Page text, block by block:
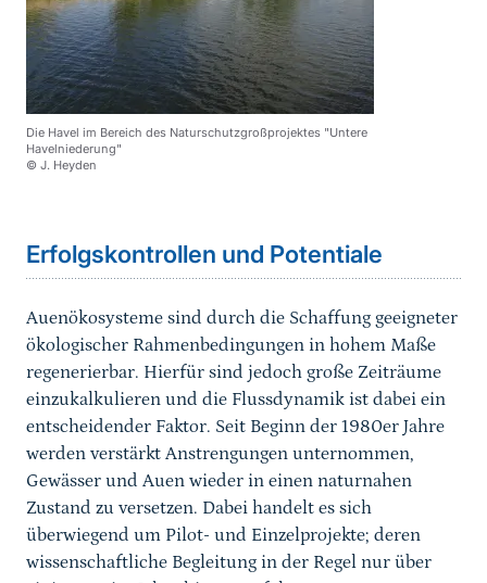
Die Havel im Bereich des Naturschutzgroßprojektes "Untere
Havelniederung"
© J. Heyden
Erfolgskontrollen und Potentiale
Auenökosysteme sind durch die Schaffung geeigneter
ökologischer Rahmenbedingungen in hohem Maße
regenerierbar. Hierfür sind jedoch große Zeiträume
einzukalkulieren und die Flussdynamik ist dabei ein
entscheidender Faktor. Seit Beginn der 1980er Jahre
werden verstärkt Anstrengungen unternommen,
Gewässer und Auen wieder in einen naturnahen
Zustand zu versetzen. Dabei handelt es sich
überwiegend um Pilot- und Einzelprojekte; deren
wissenschaftliche Begleitung in der Regel nur über